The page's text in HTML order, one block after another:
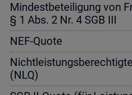
Min­dest­be­tei­li­gung von
§ 1 Abs. 2 Nr. 4 SGB III
NEF-Quote
(NLQ)